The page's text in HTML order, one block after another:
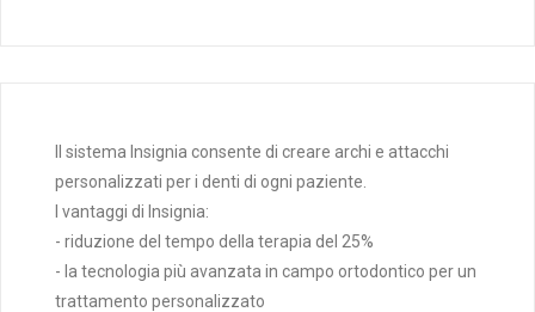
Il sistema Insignia consente di creare archi e attacchi
personalizzati per i denti di ogni paziente.
I vantaggi di Insignia:
- riduzione del tempo della terapia del 25%
- la tecnologia più avanzata in campo ortodontico per un
trattamento personalizzato